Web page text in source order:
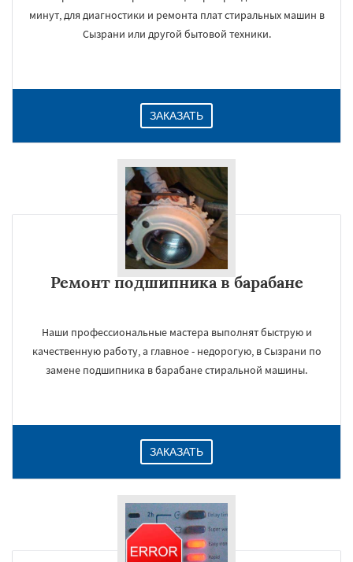
минут, для диагностики и ремонта плат стиральных машин в
Сызрани или другой бытовой техники.
ЗАКАЗАТЬ
Ремонт подшипника в барабане
Наши профессиональные мастера выполнят быструю и
качественную работу, а главное - недорогую, в Сызрани по
замене подшипника в барабане стиральной машины.
ЗАКАЗАТЬ